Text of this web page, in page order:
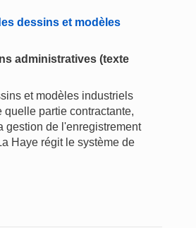
dessins et modèles
administratives (texte
et modèles industriels
partie contractante,
gestion de l'enregistrement
Haye régit le système de